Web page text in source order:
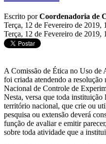
Escrito porCoordenadoria de
Terça, 12 de Fevereiro de 2019,
Terça, 12 de Fevereiro de 2019,
A Comissão de Ética no Uso
foi criada atendendo a
Nacional de Controle de
Nesta, versa que toda instituição
território nacional, que crie ou
pesquisa ou extensão deverá
função de avaliar e emitir
sobre toda atividade que a